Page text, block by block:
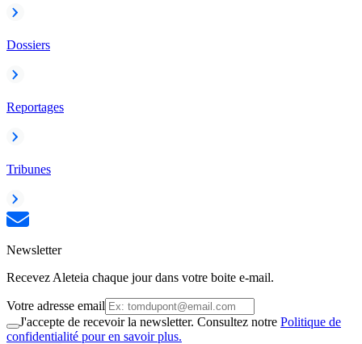
Dossiers
Reportages
Tribunes
Newsletter
Recevez Aleteia chaque jour dans votre boite e-mail.
Votre adresse email
J'accepte de recevoir la newsletter. Consultez notre Politique de
confidentialité pour en savoir plus.